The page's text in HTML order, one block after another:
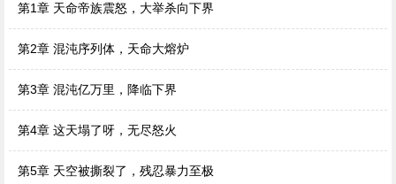
第1章 天命帝族震怒，大举杀向下界
第2章 混沌序列体，天命大熔炉
第3章 混沌亿万里，降临下界
第4章 这天塌了呀，无尽怒火
第5章 天空被撕裂了，残忍暴力至极